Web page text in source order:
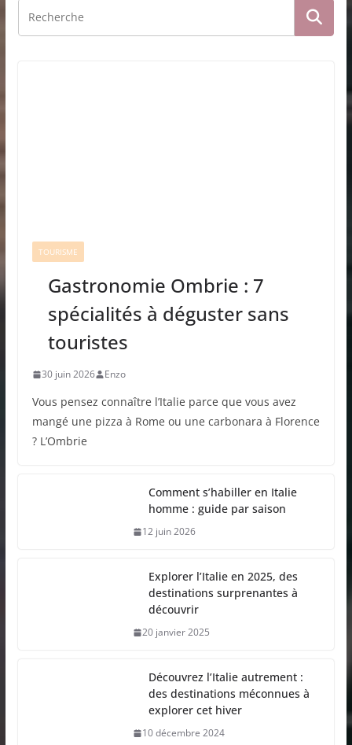
TOURISME
Gastronomie Ombrie : 7
spécialités à déguster sans
touristes
30 juin 2026 Enzo
Vous pensez connaître l’Italie parce que vous avez
mangé une pizza à Rome ou une carbonara à Florence
? L’Ombrie
Comment s’habiller en Italie
homme : guide par saison
12 juin 2026
Explorer l’Italie en 2025, des
destinations surprenantes à
découvrir
20 janvier 2025
Découvrez l’Italie autrement :
des destinations méconnues à
explorer cet hiver
10 décembre 2024